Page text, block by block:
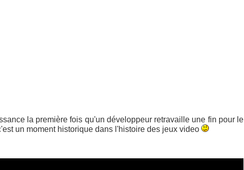
la première fois qu'un développeur retravaille une fin pour le
un moment historique dans l'histoire des jeux video